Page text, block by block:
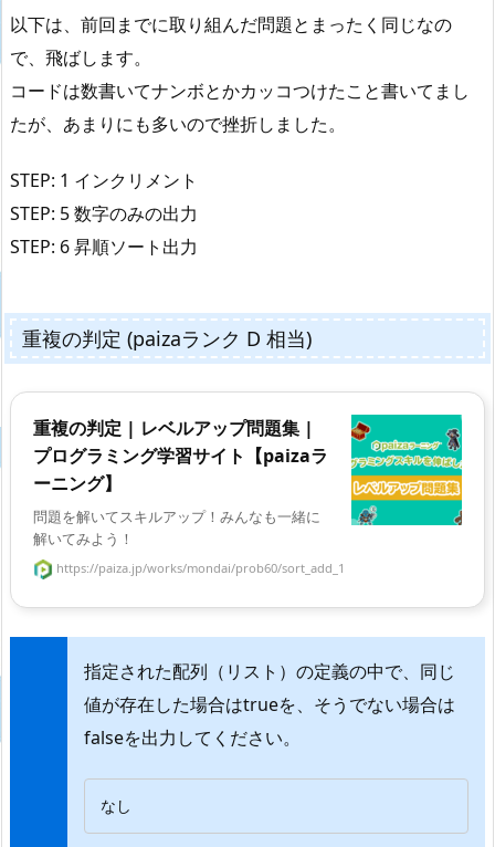
以下は、前回までに取り組んだ問題とまったく同じなの
で、飛ばします。
コードは数書いてナンボとかカッコつけたこと書いてまし
たが、あまりにも多いので挫折しました。
STEP: 1 インクリメント
STEP: 5 数字のみの出力
STEP: 6 昇順ソート出力
重複の判定 (paizaランク D 相当)
重複の判定 | レベルアップ問題集 |
プログラミング学習サイト【paizaラ
ーニング】
問題を解いてスキルアップ！みんなも一緒に
解いてみよう！
https://paiza.jp/works/mondai/prob60/sort_add_1
指定された配列（リスト）の定義の中で、同じ
値が存在した場合はtrueを、そうでない場合は
falseを出力してください。
なし